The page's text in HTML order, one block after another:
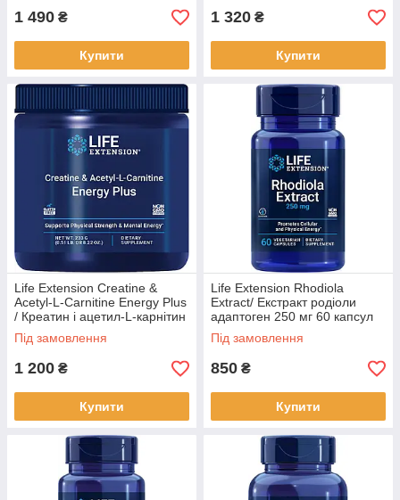
1 490 ₴
Купити
1 320 ₴
Купити
Life Extension Creatine &
Acetyl-L-Carnitine Energy Plus
/ Креатин і ацетил-L-карнітин
233 г BX999
Під замовлення
1 200 ₴
Купити
Life Extension Rhodiola
Extract/ Екстракт родіоли
адаптоген 250 мг 60 капсул
BX781
Під замовлення
850 ₴
Купити